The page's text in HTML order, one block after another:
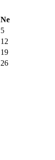
Ne
5
12
19
26